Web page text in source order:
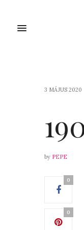
3 MÁJUS 2020
by PEPE
0
0